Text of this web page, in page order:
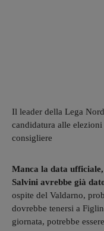
Il leader della Lega
candidatura alle
consigliere
Manca la data
Salvini avrebbe già
ospite del Valdarno,
dovrebbe tenersi a
giornata, potrebbe